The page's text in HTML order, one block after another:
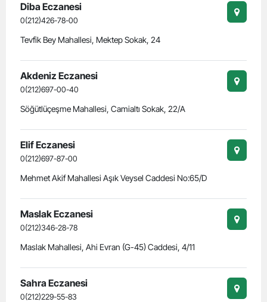
Diba Eczanesi
0(212)426-78-00
Tevfik Bey Mahallesi, Mektep Sokak, 24
Akdeniz Eczanesi
0(212)697-00-40
Söğütlüçeşme Mahallesi, Camialtı Sokak, 22/A
Elif Eczanesi
0(212)697-87-00
Mehmet Akif Mahallesi Aşık Veysel Caddesi No:65/D
Maslak Eczanesi
0(212)346-28-78
Maslak Mahallesi, Ahi Evran (G-45) Caddesi, 4/11
Sahra Eczanesi
0(212)229-55-83